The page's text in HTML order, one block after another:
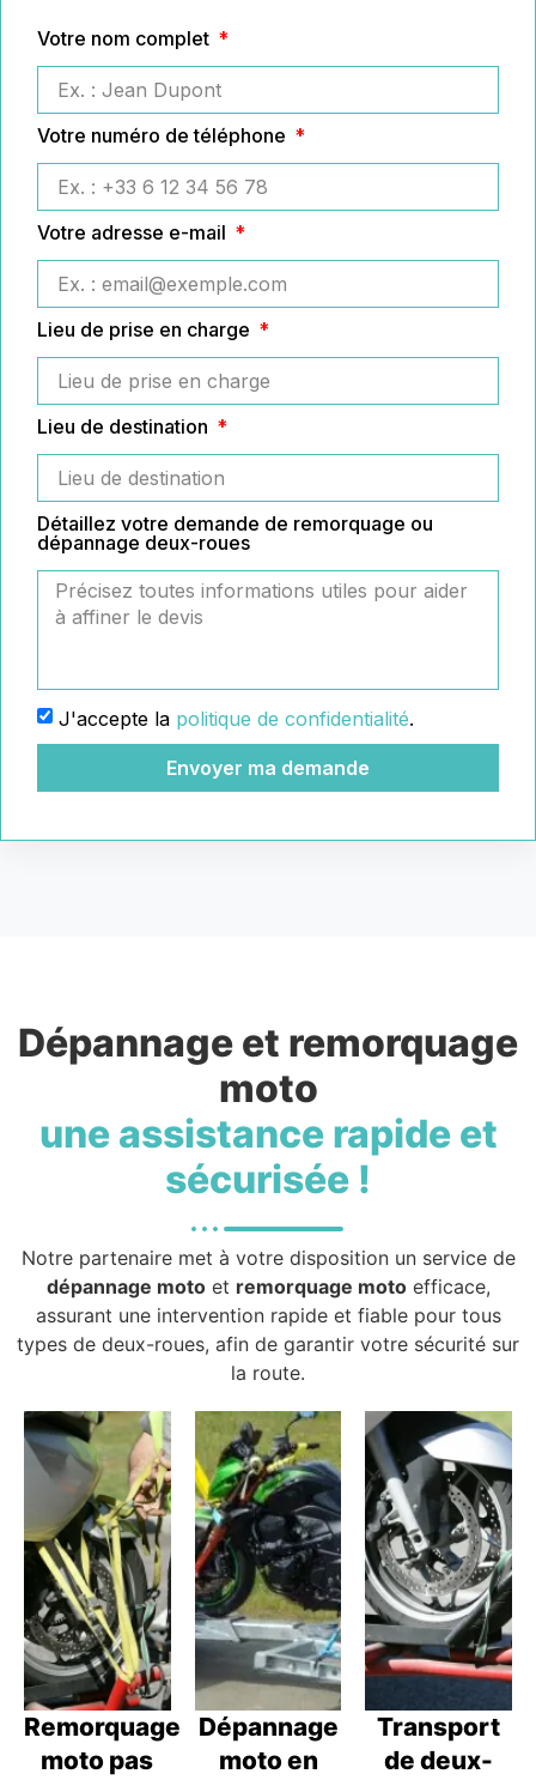
Votre nom complet
Votre numéro de téléphone
Votre adresse e-mail
Lieu de prise en charge
Lieu de destination
Détaillez votre demande de remorquage ou
dépannage deux-roues
J'accepte la politique de confidentialité.
Envoyer ma demande
Dépannage et remorquage
moto
une assistance rapide et
sécurisée !
Notre partenaire met à votre disposition un service de
dépannage motoet remorquage motoefficace,
assurant une intervention rapide et fiable pour tous
types de deux-roues, afin de garantir votre sécurité sur
la route.
Remorquage
moto pas
Dépannage
moto en
Transport
de deux-